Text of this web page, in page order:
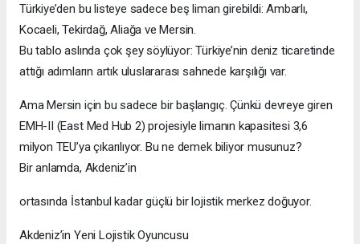
Türkiye’den bu listeye sadece beş liman girebildi: Ambarlı,
Kocaeli, Tekirdağ, Aliağa ve Mersin.
Bu tablo aslında çok şey söylüyor: Türkiye’nin deniz ticaretinde
attığı adımların artık uluslararası sahnede karşılığı var.
Ama Mersin için bu sadece bir başlangıç. Çünkü devreye giren
EMH-II (East Med Hub 2) projesiyle limanın kapasitesi 3,6
milyon TEU’ya çıkarılıyor. Bu ne demek biliyor musunuz?
Bir anlamda, Akdeniz’in
ortasında İstanbul kadar güçlü bir lojistik merkez doğuyor.
Akdeniz’in Yeni Lojistik Oyuncusu